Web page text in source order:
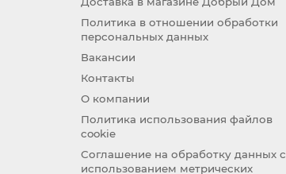
Политика в отношении обработки
персональных данных
Вакансии
Контакты
О компании
Политика использования файлов
cookie
Соглашение на обработку данных с
использованием метрических